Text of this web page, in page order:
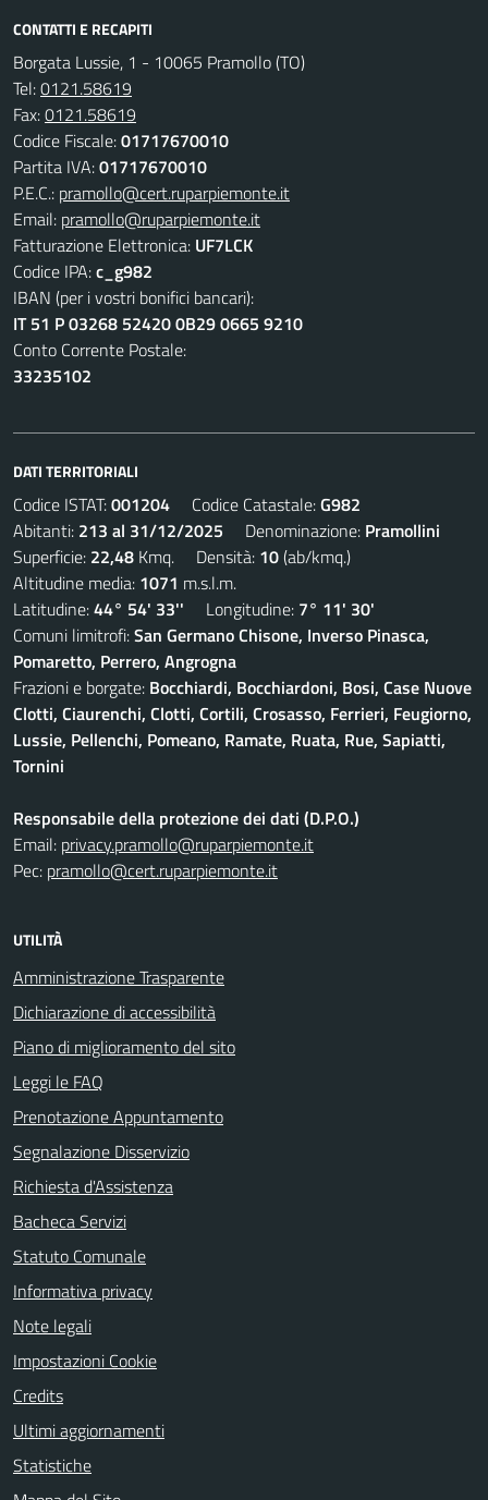
CONTATTI E RECAPITI
Borgata Lussie, 1 - 10065 Pramollo (TO)
Tel:0121.58619
Fax:0121.58619
Codice Fiscale:01717670010
Partita IVA:01717670010
P.E.C.: pramollo@cert.ruparpiemonte.it
Email: pramollo@ruparpiemonte.it
Fatturazione Elettronica: UF7LCK
Codice IPA:c_g982
IBAN (per i vostri bonifici bancari):
IT 51 P 03268 52420 0B29 0665 9210
Conto Corrente Postale:
33235102
DATI TERRITORIALI
Codice ISTAT:001204 Codice Catastale:G982
Abitanti: 213 al 31/12/2025 Denominazione: Pramollini
Superficie: 22,48 Kmq. Densità: 10(ab/kmq.)
Altitudine media: 1071 m.s.l.m.
Latitudine:44° 54' 33'' Longitudine: 7° 11' 30'
Comuni limitrofi:San Germano Chisone, Inverso Pinasca,
Pomaretto, Perrero, Angrogna
Frazioni e borgate: Bocchiardi, Bocchiardoni, Bosi, Case Nuove
Clotti, Ciaurenchi, Clotti, Cortili, Crosasso, Ferrieri, Feugiorno,
Lussie, Pellenchi, Pomeano, Ramate, Ruata, Rue, Sapiatti,
Tornini
Responsabile della protezione dei dati (D.P.O.)
Email: privacy.pramollo@ruparpiemonte.it
Pec: pramollo@cert.ruparpiemonte.it
UTILITÀ
Amministrazione Trasparente
Dichiarazione di accessibilità
Piano di miglioramento del sito
Leggi le FAQ
Prenotazione Appuntamento
Segnalazione Disservizio
Richiesta d'Assistenza
Bacheca Servizi
Statuto Comunale
Informativa privacy
Note legali
Impostazioni Cookie
Credits
Ultimi aggiornamenti
Statistiche